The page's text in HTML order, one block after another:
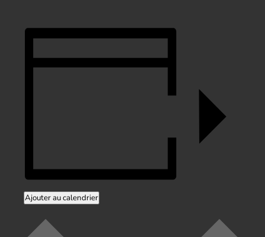
Ajouter au calendrier